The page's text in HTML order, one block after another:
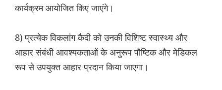
कार्यक्रम आयोजित किए जाएंगे।
8) प्रत्येक विकलांग कैदी को उनकी विशिष्ट स्वास्थ्य और
आहार संबंधी आवश्यकताओं के अनुरूप पौष्टिक और मेडिकल
रूप से उपयुक्त आहार प्रदान किया जाएगा।